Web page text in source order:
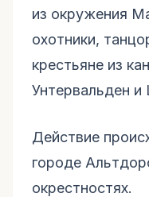
из окружения
охотники,
крестьяне из
Унтервальден и
Действие
городе
окрестностях.